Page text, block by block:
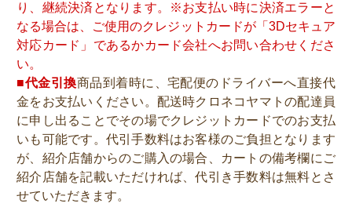
り、継続決済となります。※お支払い時に決済エラーと
なる場合は、ご使用のクレジットカードが「3Dセキュア
対応カード」であるかカード会社へお問い合わせくださ
い。
■代金引換商品到着時に、宅配便のドライバーへ直接代
金をお支払いください。配送時クロネコヤマトの配達員
に申し出ることでその場でクレジットカードでのお支払
いも可能です。代引手数料はお客様のご負担となります
が、紹介店舗からのご購入の場合、カートの備考欄にご
紹介店舗を記載いただければ、代引き手数料は無料とさ
せていただきます。